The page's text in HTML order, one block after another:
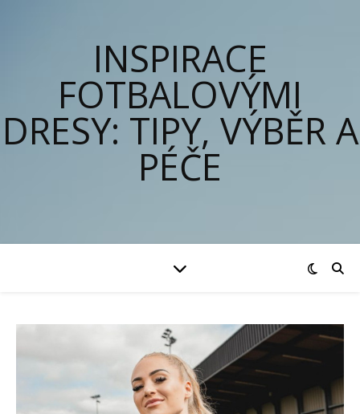
INSPIRACE
FOTBALOVÝMI
DRESY: TIPY, VÝBĚR A
PÉČE